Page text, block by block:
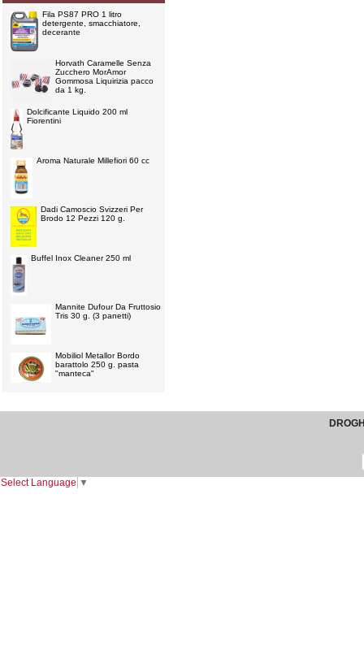
Fila PS87 PRO 1 litro
detergente, smacchiatore,
decerante
Horvath Caramelle Senza
Zucchero MorAmor
Gommosa Liquirizia pacco
da 1 kg.
Dolcificante Liquido 200 ml
Fiorentini
Aroma Naturale Millefiori 60 cc
Dadi Camoscio Svizzeri Per
Brodo 12 Pezzi 120 g.
Buffel Inox Cleaner 250 ml
Mannite Dufour Da Fruttosio
Tris 30 g. (3 panetti)
Mobiliol Metallor Bordo
barattolo 250 g. pasta
"manteca"
Select Language ▼